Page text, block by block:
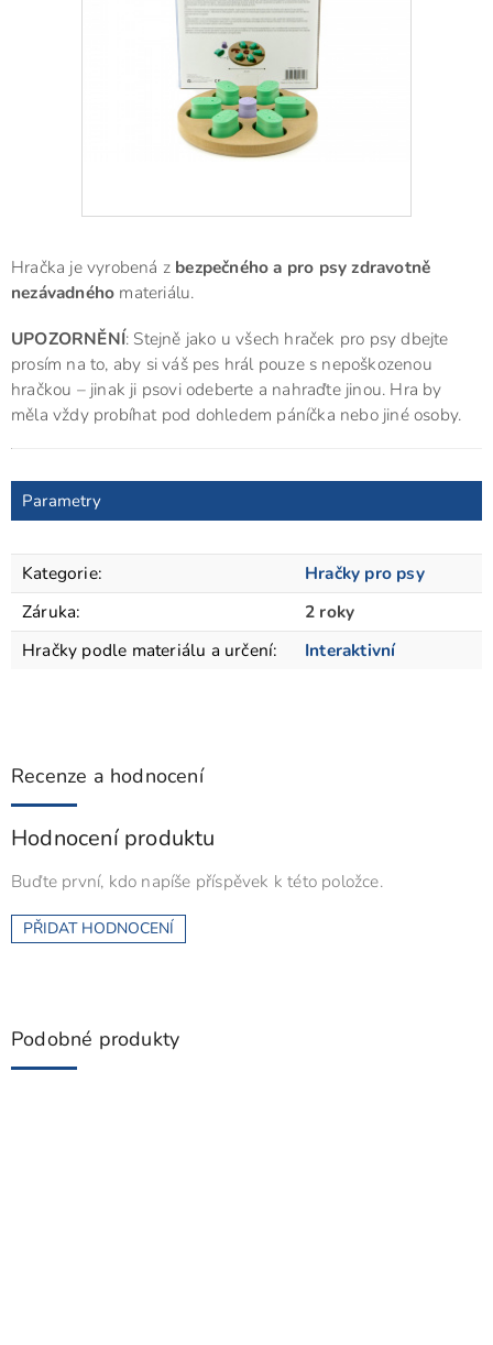
Hračka je vyrobená z bezpečného a pro psy zdravotně
nezávadného materiálu.
UPOZORNĚNÍ: Stejně jako u všech hraček pro psy dbejte
prosím na to, aby si váš pes hrál pouze s nepoškozenou
hračkou – jinak ji psovi odeberte a nahraďte jinou. Hra by
měla vždy probíhat pod dohledem páníčka nebo jiné osoby.
Parametry
Kategorie:
Hračky pro psy
Záruka:
2 roky
Hračky podle materiálu a určení: Interaktivní
Recenze a hodnocení
Hodnocení produktu
Buďte první, kdo napíše příspěvek k této položce.
PŘIDAT HODNOCENÍ
Podobné produkty